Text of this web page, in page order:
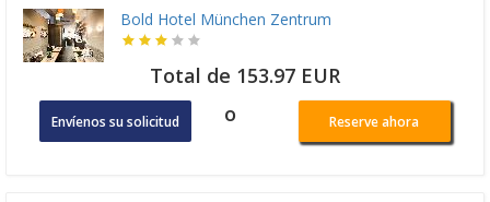
Bold Hotel München Zentrum
Total de 153.97 EUR
Envíenos su solicitud o Reserve ahora